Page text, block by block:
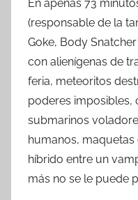
En apenas 73
(responsable de la
Goke, Body
con alienígenas de
feria, meteoritos
poderes imposibles,
submarinos
humanos,
híbrido entre un
más no se le puede